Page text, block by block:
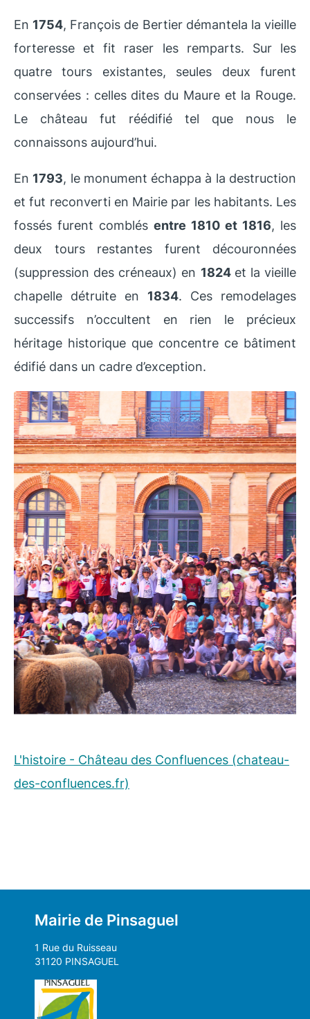
En 1754, François de Bertier démantela la vieille
forteresse et fit raser les remparts. Sur les
quatre tours existantes, seules deux furent
conservées : celles dites du Maure et la Rouge.
Le château fut réédifié tel que nous le
connaissons aujourd’hui.
En 1793, le monument échappa à la destruction
et fut reconverti en Mairie par les habitants. Les
fossés furent comblés entre 1810 et 1816, les
deux tours restantes furent découronnées
(suppression des créneaux) en 1824 et la vieille
chapelle détruite en 1834. Ces remodelages
successifs n’occultent en rien le précieux
héritage historique que concentre ce bâtiment
édifié dans un cadre d’exception.
L'histoire - Château des Confluences (chateau-
des-confluences.fr)
Mairie de Pinsaguel
1 Rue du Ruisseau
31120 PINSAGUEL